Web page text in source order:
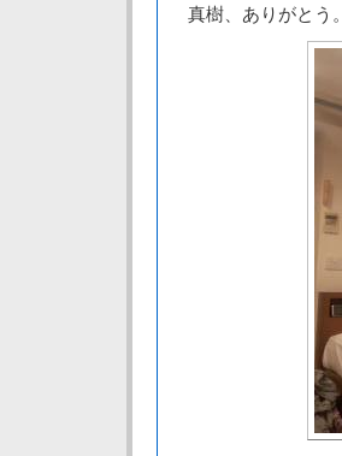
真樹、ありがとう。